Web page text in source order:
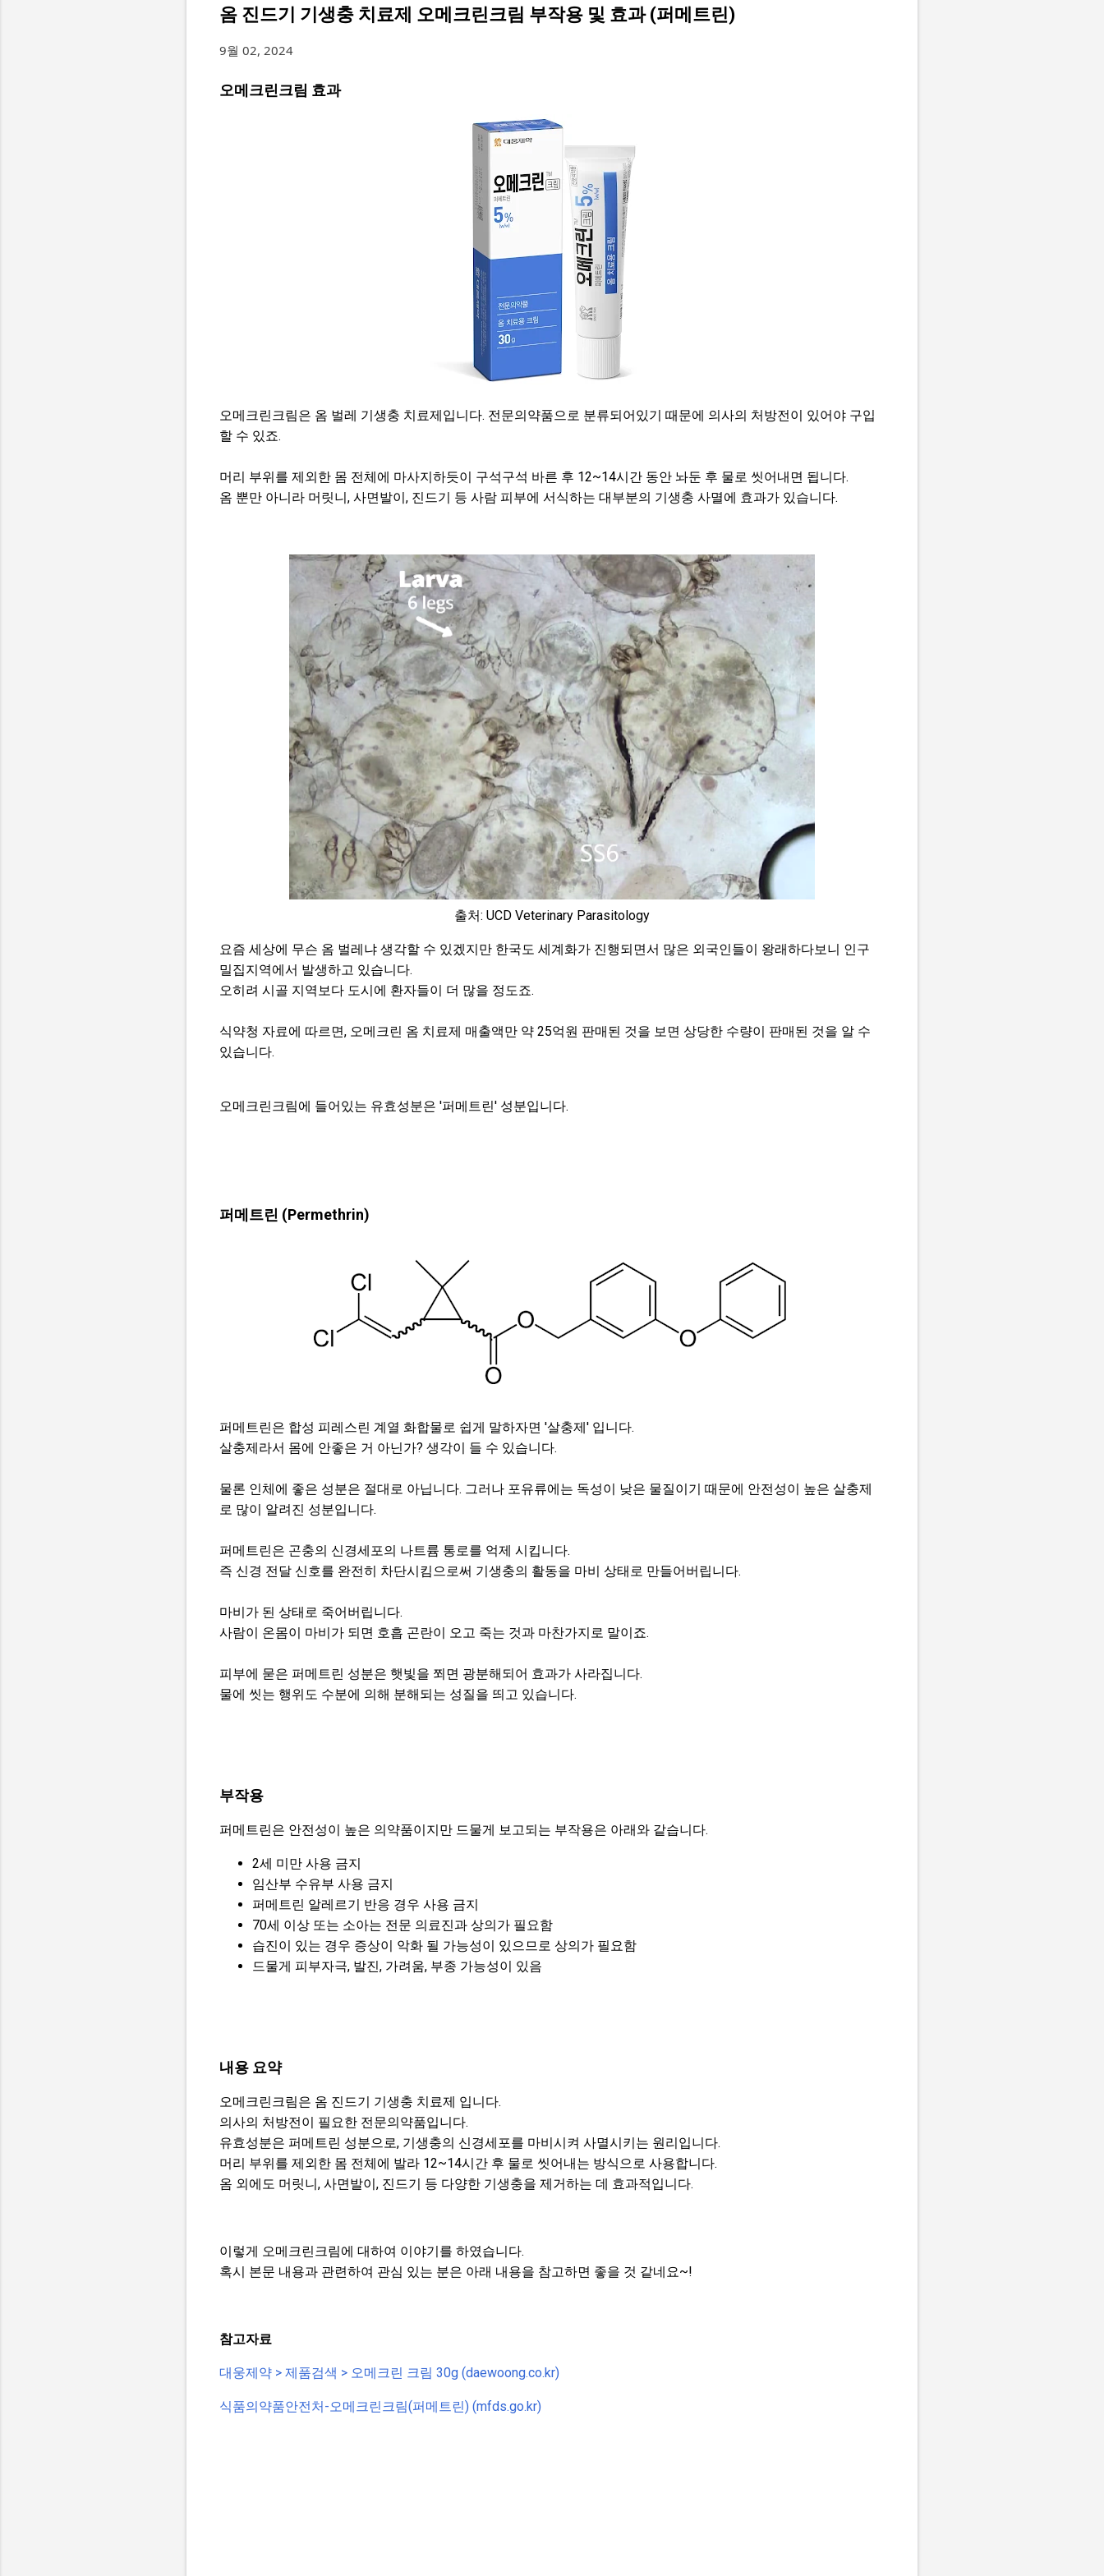
옴 진드기 기생충 치료제 오메크린크림 부작용 및 효과 (퍼메트린)
9월 02, 2024
오메크린크림 효과
오메크린크림은 옴 벌레 기생충 치료제입니다. 전문의약품으로 분류되어있기 때문에 의사의 처방전이 있어야 구입
할 수 있죠.
머리 부위를 제외한 몸 전체에 마사지하듯이 구석구석 바른 후 12~14시간 동안 놔둔 후 물로 씻어내면 됩니다.
옴 뿐만 아니라 머릿니, 사면발이, 진드기 등 사람 피부에 서식하는 대부분의 기생충 사멸에 효과가 있습니다.
출처: UCD Veterinary Parasitology
요즘 세상에 무슨 옴 벌레냐 생각할 수 있겠지만 한국도 세계화가 진행되면서 많은 외국인들이 왕래하다보니 인구
밀집지역에서 발생하고 있습니다.
오히려 시골 지역보다 도시에 환자들이 더 많을 정도죠.
식약청 자료에 따르면, 오메크린 옴 치료제 매출액만 약 25억원 판매된 것을 보면 상당한 수량이 판매된 것을 알 수
있습니다.
오메크린크림에 들어있는 유효성분은 '퍼메트린' 성분입니다.
퍼메트린 (Permethrin)
퍼메트린은 합성 피레스린 계열 화합물로 쉽게 말하자면 '살충제' 입니다.
살충제라서 몸에 안좋은 거 아닌가? 생각이 들 수 있습니다.
물론 인체에 좋은 성분은 절대로 아닙니다. 그러나 포유류에는 독성이 낮은 물질이기 때문에 안전성이 높은 살충제
로 많이 알려진 성분입니다.
퍼메트린은 곤충의 신경세포의 나트륨 통로를 억제 시킵니다.
즉 신경 전달 신호를 완전히 차단시킴으로써 기생충의 활동을 마비 상태로 만들어버립니다.
마비가 된 상태로 죽어버립니다.
사람이 온몸이 마비가 되면 호흡 곤란이 오고 죽는 것과 마찬가지로 말이죠.
피부에 묻은 퍼메트린 성분은 햇빛을 쬐면 광분해되어 효과가 사라집니다.
물에 씻는 행위도 수분에 의해 분해되는 성질을 띄고 있습니다.
부작용
퍼메트린은 안전성이 높은 의약품이지만 드물게 보고되는 부작용은 아래와 같습니다.
2세 미만 사용 금지
임산부 수유부 사용 금지
퍼메트린 알레르기 반응 경우 사용 금지
70세 이상 또는 소아는 전문 의료진과 상의가 필요함
습진이 있는 경우 증상이 악화 될 가능성이 있으므로 상의가 필요함
드물게 피부자극, 발진, 가려움, 부종 가능성이 있음
내용 요약
오메크린크림은 옴 진드기 기생충 치료제 입니다.
의사의 처방전이 필요한 전문의약품입니다.
유효성분은 퍼메트린 성분으로, 기생충의 신경세포를 마비시켜 사멸시키는 원리입니다.
머리 부위를 제외한 몸 전체에 발라 12~14시간 후 물로 씻어내는 방식으로 사용합니다.
옴 외에도 머릿니, 사면발이, 진드기 등 다양한 기생충을 제거하는 데 효과적입니다.
이렇게 오메크린크림에 대하여 이야기를 하였습니다.
혹시 본문 내용과 관련하여 관심 있는 분은 아래 내용을 참고하면 좋을 것 같네요~!
참고자료
대웅제약 > 제품검색 > 오메크린 크림 30g (daewoong.co.kr)
식품의약품안전처-오메크린크림(퍼메트린) (mfds.go.kr)